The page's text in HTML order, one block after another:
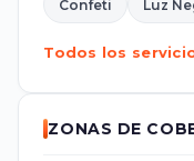
Confeti Luz
Todos los
ZONAS DE